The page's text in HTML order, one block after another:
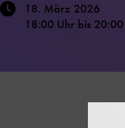
18. März 2026
18:00 Uhr bis